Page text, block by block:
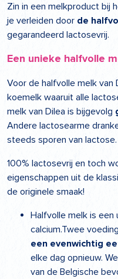
Zin in een melkproduct bij
je verleiden door de
gegarandeerd lactosevrij.
Een unieke halfvolle
Voor de halfvolle melk
koemelk waaruit alle
melk van Dilea is bijgevolg
Andere lactosearme
steeds sporen van lactose.
100% lactosevrij en toch
eigenschappen uit de
de originele smaak!
Halfvolle melk is
calcium.Twee
een evenwichtig
elke dag opnieuw.
van de Belgische